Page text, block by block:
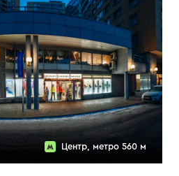
Центр, метро 560 м